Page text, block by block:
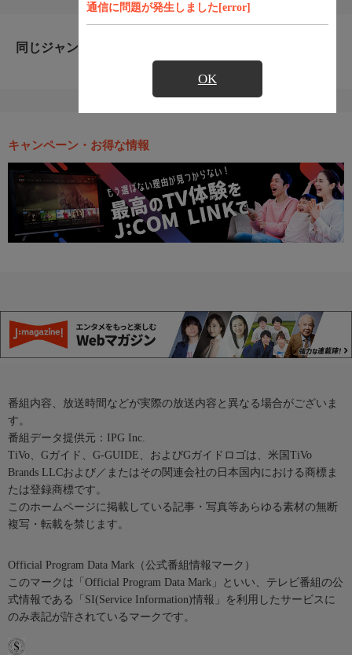
通信に問題が発生しました[error]
OK
同じジャンルのおすすめ番組
キャンペーン・お得な情報
番組内容、放送時間などが実際の放送内容と異なる場合がございま
す。
番組データ提供元：IPG Inc.
TiVo、Gガイド、G-GUIDE、およびGガイドロゴは、米国TiVo
Brands LLCおよび／またはその関連会社の日本国内における商標ま
たは登録商標です。
このホームページに掲載している記事・写真等あらゆる素材の無断
複写・転載を禁じます。
Official Program Data Mark（公式番組情報マーク）
このマークは「Official Program Data Mark」といい、テレビ番組の公
式情報である「SI(Service Information)情報」を利用したサービスに
のみ表記が許されているマークです。